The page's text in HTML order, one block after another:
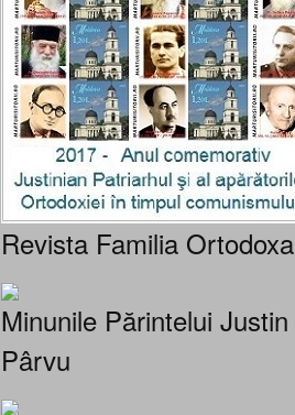
Revista Familia Ortodoxa
Minunile Părintelui Justin
Pârvu